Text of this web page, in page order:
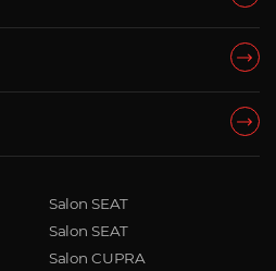
Salon SEAT
Salon SEAT
Salon CUPRA